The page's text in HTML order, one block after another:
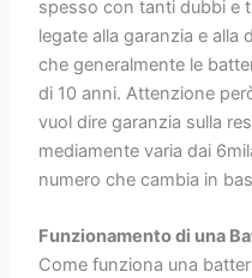
spesso con tanti dubbi e
legate alla garanzia e alla
che generalmente le
di 10 anni. Attenzione
vuol dire garanzia sulla
mediamente varia dai
numero che cambia in
Funzionamento di una
Come funziona una